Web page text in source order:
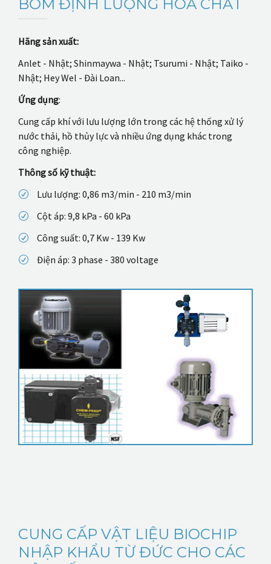
BƠM ĐỊNH LƯỢNG HÓA CHẤT
Hãng sản xuất:
Anlet - Nhật; Shinmaywa - Nhật; Tsurumi - Nhật; Taiko -
Nhật; Hey Wel - Đài Loan...
Ứng dụng:
Cung cấp khí với lưu lượng lớn trong các hệ thống xử lý
nước thải, hồ thủy lực và nhiều ứng dụng khác trong
công nghiệp.
Thông số kỹ thuật:
Lưu lượng: 0,86 m3/min - 210 m3/min
Cột áp: 9,8 kPa - 60 kPa
Công suất: 0,7 Kw - 139 Kw
Điện áp: 3 phase - 380 voltage
CUNG CẤP VẬT LIỆU BIOCHIP
NHẬP KHẨU TỪ ĐỨC CHO CÁC